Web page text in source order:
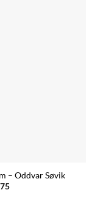
– Oddvar Søvik
75Prisområde: